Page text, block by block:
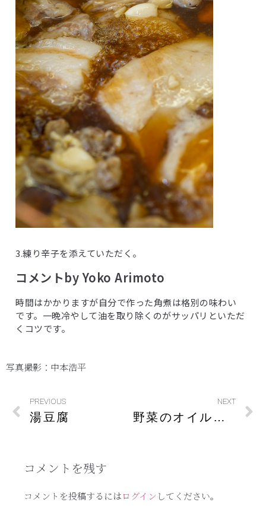
3.練り辛子を添えていただく。
コメントby Yoko Arimoto
時間はかかりますが自分で作った角煮は格別の味わい
です。一晩冷やして油を取り除くのがサッパリといただ
くコツです。
写真撮影：中本浩平
PREVIOUS
湯豆腐
NEXT
野菜のオイル和え
コメントを残す
コメントを投稿するにはログイン してください。